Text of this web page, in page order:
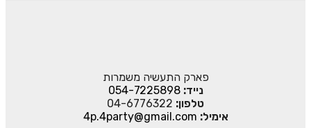
פארק התעשיה משמרות
נייד:054-7225898
טלפון: 04-6776322
אימיל: 4p.4party@gmail.com